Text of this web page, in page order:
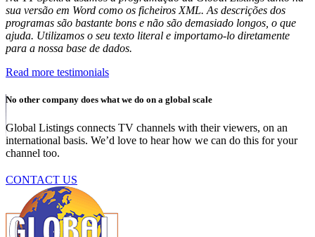
sua versão em Word como os ficheiros XML. As descrições dos
programas são bastante bons e não são demasiado longos, o que
ajuda. Utilizamos o seu texto literal e importamo-lo diretamente
para a nossa base de dados.
Read more testimonials
No other company does what we do on a global scale
Global Listings connects TV channels with their viewers, on an
international basis. We’d love to hear how we can do this for your
channel too.
CONTACT US